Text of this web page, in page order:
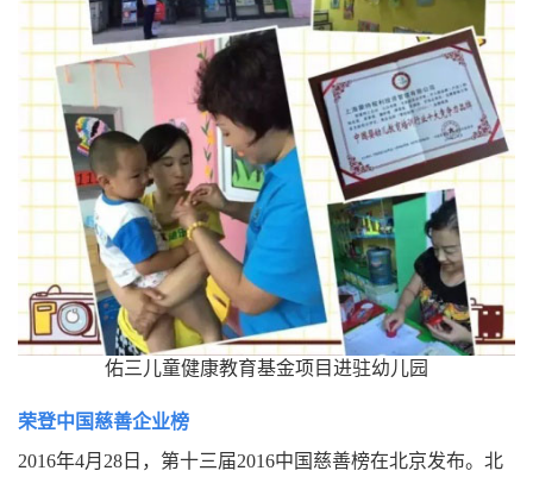
佑三儿童健康教育基金项目进驻幼儿园
荣登中国慈善企业榜
2016年4月28日，第十三届2016中国慈善榜在北京发布。北